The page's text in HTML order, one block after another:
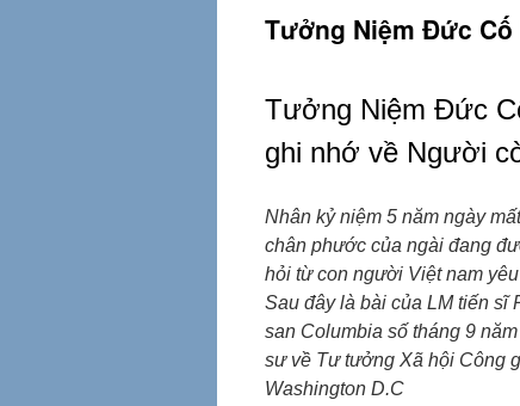
Tưởng Niệm Đức Cố
Tưởng Niệm Đức
ghi nhớ về Người
Nhân kỷ niệm 5 năm ngày
chân phước của ngài đang
hỏi từ con người Việt nam
Sau đây là bài của LM tiến sĩ
san Columbia số tháng 9
sư về Tư tưởng Xã hội Công
Washington D.C